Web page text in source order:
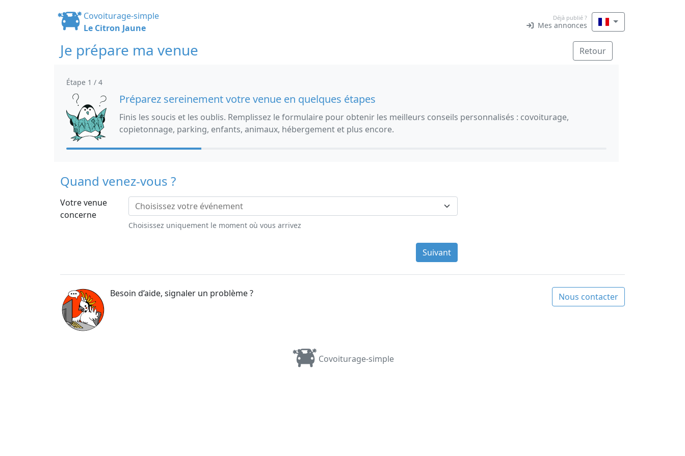
Covoiturage-simple
Le Citron Jaune
Déjà publié ?
Mes annonces
Je prépare ma venue Retour
Étape 1 / 4
Préparez sereinement votre venue en quelques étapes
Finis les soucis et les oublis. Remplissez le formulaire pour obtenir les meilleurs conseils personnalisés : covoiturage,
copietonnage, parking, enfants, animaux, hébergement et plus encore.
Quand venez-vous ?
Votre venue
concerne
Choisissez uniquement le moment où vous arrivez
Suivant
Besoin d’aide, signaler un problème ? Nous contacter
Covoiturage-simple